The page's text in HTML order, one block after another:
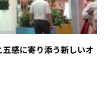
感に寄り添う新しいオ